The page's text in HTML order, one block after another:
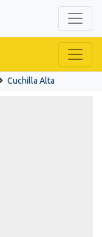
Cuchilla Alta